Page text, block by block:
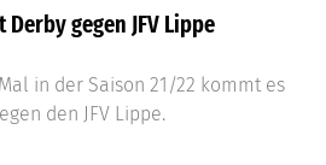
Derby gegen JFV Lippe
in der Saison 21/22 kommt es
den JFV Lippe.